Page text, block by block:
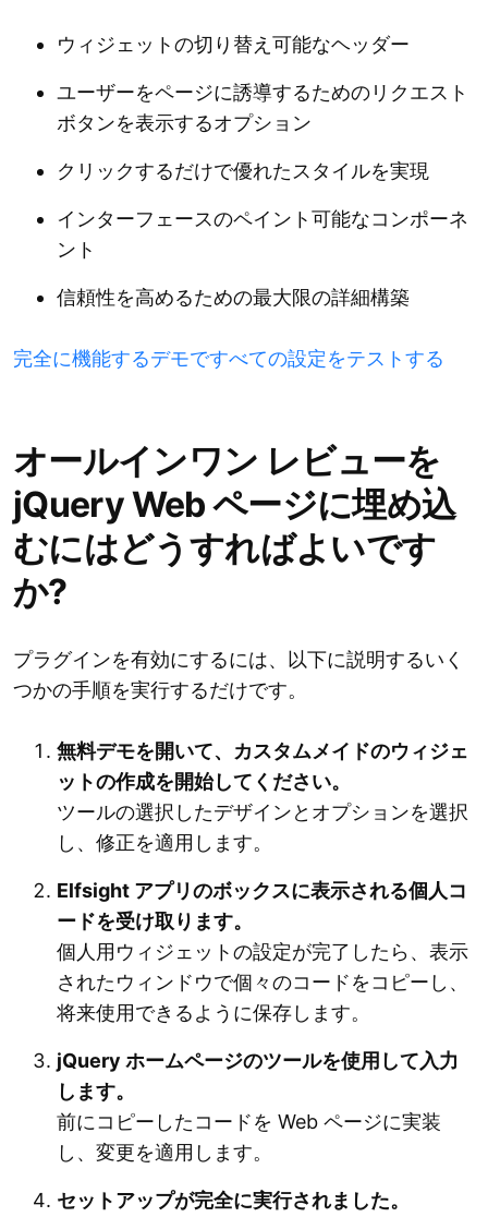
ウィジェットの切り替え可能なヘッダー
ユーザーをページに誘導するためのリクエスト
ボタンを表示するオプション
クリックするだけで優れたスタイルを実現
インターフェースのペイント可能なコンポーネ
ント
信頼性を高めるための最大限の詳細構築
完全に機能するデモですべての設定をテストする
オールインワン レビューを
jQuery Web ページに埋め込
むにはどうすればよいです
か?
プラグインを有効にするには、以下に説明するいく
つかの手順を実行するだけです。
無料デモを開いて、カスタムメイドのウィジェ
ットの作成を開始してください。
ツールの選択したデザインとオプションを選択
し、修正を適用します。
Elfsight アプリのボックスに表示される個人コ
ードを受け取ります。
個人用ウィジェットの設定が完了したら、表示
されたウィンドウで個々のコードをコピーし、
将来使用できるように保存します。
jQuery ホームページのツールを使用して入力
します。
前にコピーしたコードを Web ページに実装
し、変更を適用します。
セットアップが完全に実行されました。